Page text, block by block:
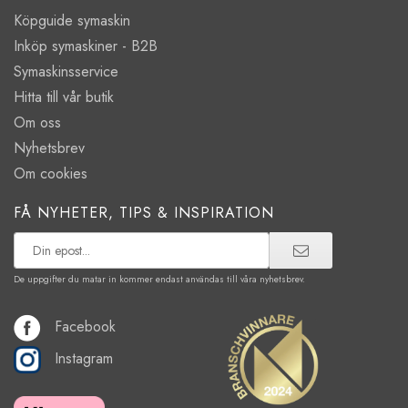
Köpguide symaskin
Inköp symaskiner - B2B
Symaskinsservice
Hitta till vår butik
Om oss
Nyhetsbrev
Om cookies
FÅ NYHETER, TIPS & INSPIRATION
De uppgifter du matar in kommer endast användas till våra nyhetsbrev.
Facebook
Instagram